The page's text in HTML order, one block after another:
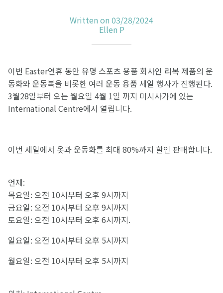
Written on 03/28/2024
Ellen P
이번 Easter연휴 동안 유명 스포츠 용품 회사인 리복 제품의 운
동화와 운동복을 비롯한 여러 운동 용품 세일 행사가 진행된다.
3월28일부터 오는 월요일 4월 1일 까지 미시사가에 있는
International Centre에서 열립니다.
이번 세일에서 옷과 운동화를 최대 80%까지 할인 판매합니다.
언제:
목요일: 오전 10시부터 오후 9시까지
금요일: 오전 10시부터 오후 9시까지
토요일: 오전 10시부터 오후 6시까지.
일요일: 오전 10시부터 오후 5시까지
월요일: 오전 10시부터 오후 5시까지